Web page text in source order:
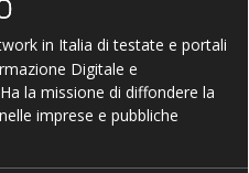
in Italia di testate e portali
Digitale e
la missione di diffondere la
imprese e pubbliche